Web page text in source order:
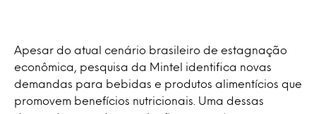
Apesar do atual cenário brasileiro de estagnação
econômica, pesquisa da Mintel identifica novas
demandas para bebidas e produtos alimentícios que
promovem benefícios nutricionais. Uma dessas